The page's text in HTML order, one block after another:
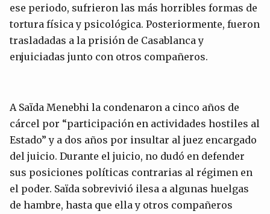
ese periodo, sufrieron las más horribles formas de
tortura física y psicológica. Posteriormente, fueron
trasladadas a la prisión de Casablanca y
enjuiciadas junto con otros compañeros.
A Saïda Menebhi la condenaron a cinco años de
cárcel por “participación en actividades hostiles al
Estado” y a dos años por insultar al juez encargado
del juicio. Durante el juicio, no dudó en defender
sus posiciones políticas contrarias al régimen en
el poder. Saïda sobrevivió ilesa a algunas huelgas
de hambre, hasta que ella y otros compañeros